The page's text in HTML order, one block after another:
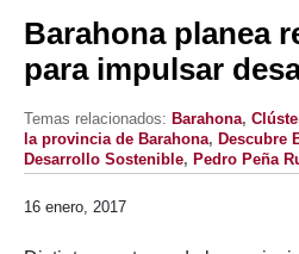
Barahona planea
para impulsar
Temas relacionados: Barahona,
la provincia de Barahona, Descubre
Desarrollo Sostenible, Pedro Peña
16 enero, 2017